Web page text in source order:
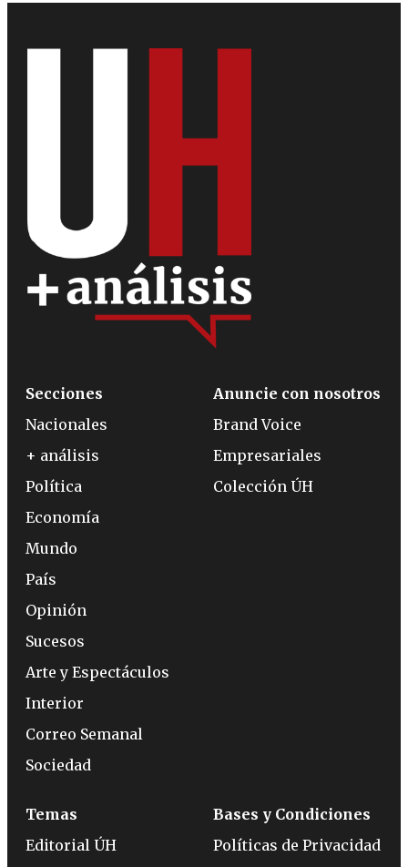
Secciones
Nacionales
+ análisis
Política
Economía
Mundo
País
Opinión
Sucesos
Arte y Espectáculos
Interior
Correo Semanal
Sociedad
Anuncie con nosotros
Brand Voice
Empresariales
Colección ÚH
Temas
Editorial ÚH
Bases y Condiciones
Políticas de Privacidad